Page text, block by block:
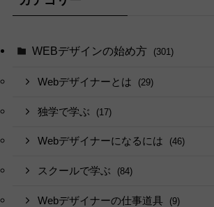
WEBデザインの始め方 (301)
Webデザイナーとは (29)
独学で学ぶ (17)
Webデザイナーになるには (46)
スクールで学ぶ (84)
Webデザイナーの仕事道具 (9)